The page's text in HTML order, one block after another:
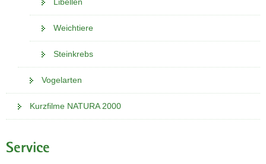
Weichtiere
Steinkrebs
Vogelarten
Kurzfilme NATURA 2000
Service